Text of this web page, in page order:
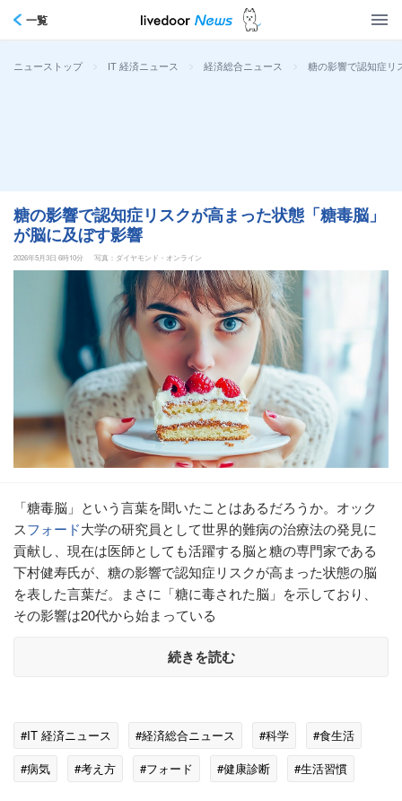
一覧
ニューストップ > IT 経済ニュース > 経済総合ニュース > 糖の影響で認知症リ
糖の影響で認知症リスクが高まった状態「糖毒脳」
が脳に及ぼす影響
2026年5月3日 6時10分 写真：ダイヤモンド・オンライン
「糖毒脳」という言葉を聞いたことはあるだろうか。オック
スフォード大学の研究員として世界的難病の治療法の発見に
貢献し、現在は医師としても活躍する脳と糖の専門家である
下村健寿氏が、糖の影響で認知症リスクが高まった状態の脳
を表した言葉だ。まさに「糖に毒された脳」を示しており、
その影響は20代から始まっている
続きを読む
#IT 経済ニュース #経済総合ニュース #科学
#食生活
#病気
#考え方 #フォード #健康診断
#生活習慣